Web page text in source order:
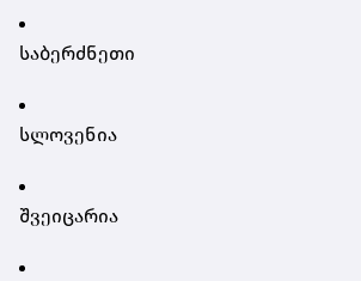
საბერძნეთი
სლოვენია
შვეიცარია